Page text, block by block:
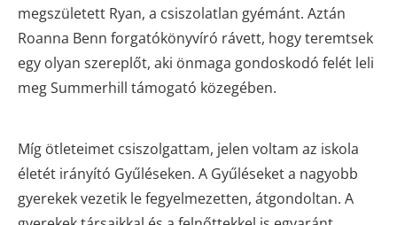
megszületett Ryan, a csiszolatlan gyémánt. Aztán
Roanna Benn forgatókönyvíró rávett, hogy teremtsek
egy olyan szereplőt, aki önmaga gondoskodó felét leli
meg Summerhill támogató közegében.
Míg ötleteimet csiszolgattam, jelen voltam az iskola
életét irányító Gyűléseken. A Gyűléseket a nagyobb
gyerekek vezetik le fegyelmezetten, átgondoltan. A